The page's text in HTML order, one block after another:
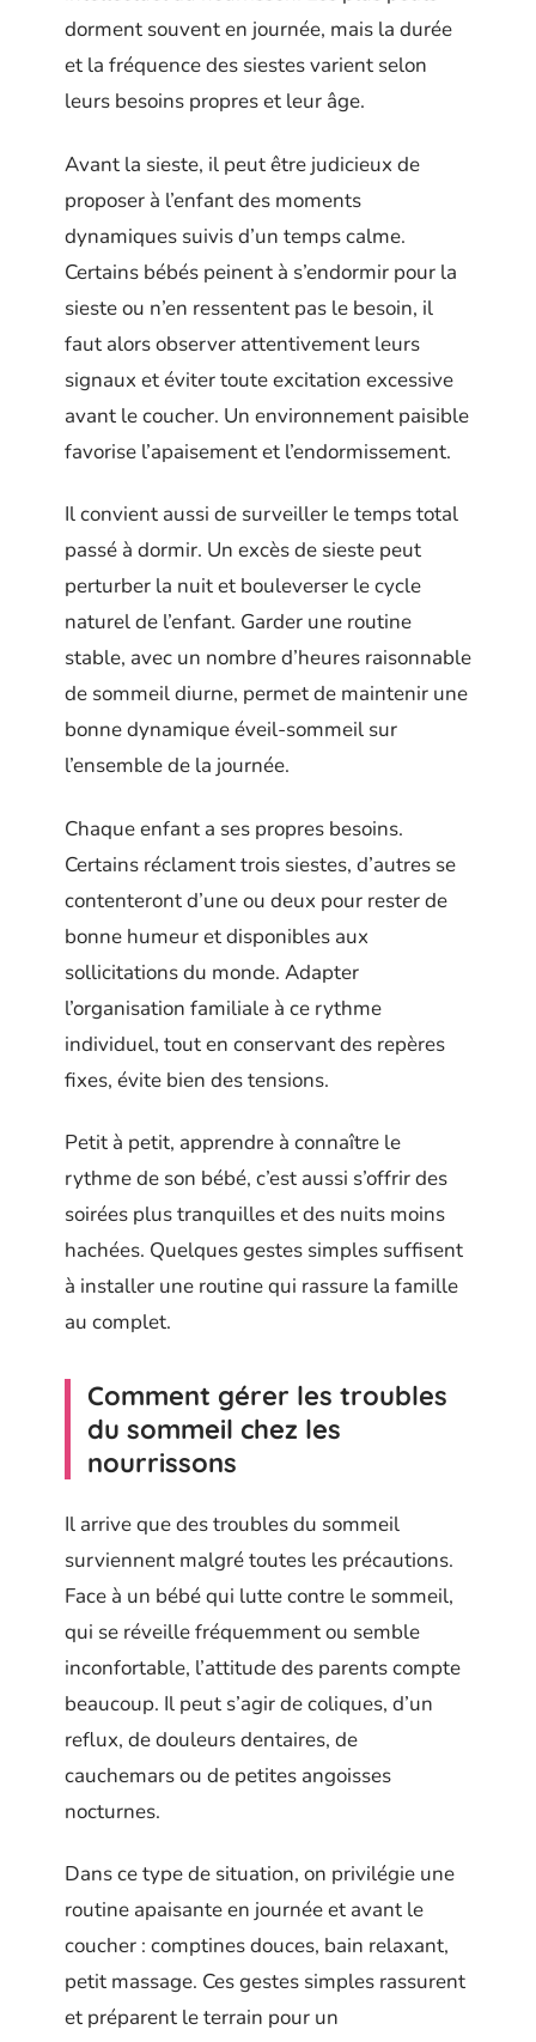
dorment souvent en journée, mais la durée
et la fréquence des siestes varient selon
leurs besoins propres et leur âge.
Avant la sieste, il peut être judicieux de
proposer à l’enfant des moments
dynamiques suivis d’un temps calme.
Certains bébés peinent à s’endormir pour la
sieste ou n’en ressentent pas le besoin, il
faut alors observer attentivement leurs
signaux et éviter toute excitation excessive
avant le coucher. Un environnement paisible
favorise l’apaisement et l’endormissement.
Il convient aussi de surveiller le temps total
passé à dormir. Un excès de sieste peut
perturber la nuit et bouleverser le cycle
naturel de l’enfant. Garder une routine
stable, avec un nombre d’heures raisonnable
de sommeil diurne, permet de maintenir une
bonne dynamique éveil-sommeil sur
l’ensemble de la journée.
Chaque enfant a ses propres besoins.
Certains réclament trois siestes, d’autres se
contenteront d’une ou deux pour rester de
bonne humeur et disponibles aux
sollicitations du monde. Adapter
l’organisation familiale à ce rythme
individuel, tout en conservant des repères
fixes, évite bien des tensions.
Petit à petit, apprendre à connaître le
rythme de son bébé, c’est aussi s’offrir des
soirées plus tranquilles et des nuits moins
hachées. Quelques gestes simples suffisent
à installer une routine qui rassure la famille
au complet.
Comment gérer les troubles
du sommeil chez les
nourrissons
Il arrive que des troubles du sommeil
surviennent malgré toutes les précautions.
Face à un bébé qui lutte contre le sommeil,
qui se réveille fréquemment ou semble
inconfortable, l’attitude des parents compte
beaucoup. Il peut s’agir de coliques, d’un
reflux, de douleurs dentaires, de
cauchemars ou de petites angoisses
nocturnes.
Dans ce type de situation, on privilégie une
routine apaisante en journée et avant le
coucher : comptines douces, bain relaxant,
petit massage. Ces gestes simples rassurent
et préparent le terrain pour un